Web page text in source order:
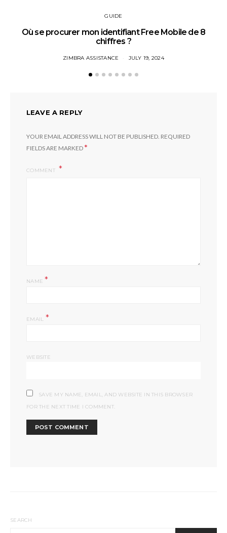
GUIDE
Où se procurer mon identifiant Free Mobile de 8
chiffres ?
ZIMBRA ASSISTANCE JULY 19, 2024
LEAVE A REPLY
YOUR EMAIL ADDRESS WILL NOT BE PUBLISHED. REQUIRED
FIELDS ARE MARKED*
COMMENT
NAME *
EMAIL *
WEBSITE
SAVE MY NAME, EMAIL, AND WEBSITE IN THIS BROWSER
FOR THE NEXT TIME I COMMENT.
SEARCH